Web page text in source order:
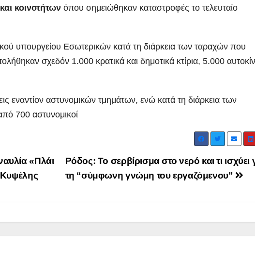
κοινοτήτων όπου σημειώθηκαν καταστροφές το τελευταίο
υπουργείου Εσωτερικών κατά τη διάρκεια των ταραχών που
σχεδόν 1.000 κρατικά και δημοτικά κτίρια, 5.000
εναντίον αστυνομικών τμημάτων, ενώ κατά τη διάρκεια των
700 αστυνομικοί
Ρόδος: Το σερβίρισμα στο νερό και τι ισχύει
τη “σύμφωνη γνώμη του εργαζόμενου”
«Πλάι
Ενημερωτική
επίσκεψη του
ΦΟΔΣΑ κ.
Ναυπλιο για το
Ολιστικό Σχέδιο
18
χρόνια
τον